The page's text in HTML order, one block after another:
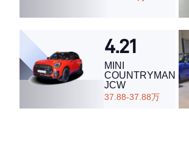
4.21
MINI
COUNTRYMAN
JCW
37.88-37.88万